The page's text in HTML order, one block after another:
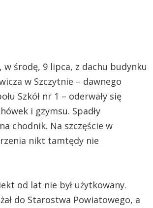
w środę, 9 lipca, z dachu budynku
w Szczytnie – dawnego
Szkół nr 1 – oderwały się
i gzymsu. Spadły
chodnik. Na szczęście w
nikt tamtędy nie
od lat nie był użytkowany.
do Starostwa Powiatowego, a